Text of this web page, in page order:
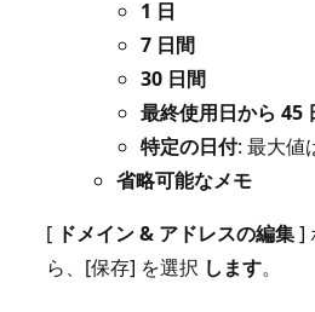
1 日
7 日間
30 日間
最終使用日から 45
特定の日付: 最大値
省略可能なメモ
[ ドメイン & アドレスの編集]
ら、[保存] を選択 します。